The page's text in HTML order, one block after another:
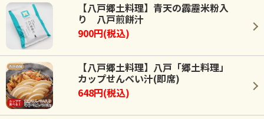
【八戸郷土料理】青天の霹靂米粉入
り 八戸煎餅汁
900円(税込)
【八戸郷土料理】八戸「郷土料理」
カップせんべい汁(即席)
648円(税込)